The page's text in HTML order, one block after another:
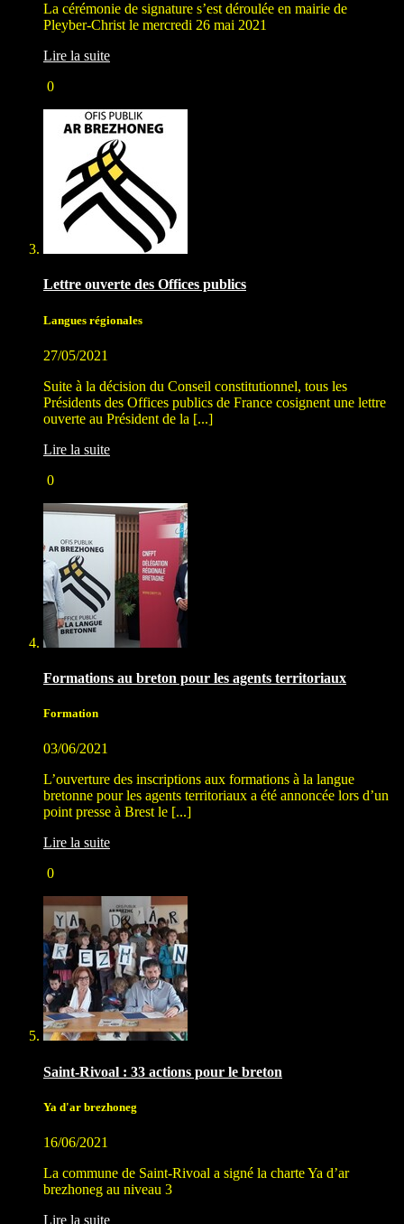
La cérémonie de signature s’est déroulée en mairie de
Pleyber-Christ le mercredi 26 mai 2021
Lire la suite
0
Lettre ouverte des Offices publics
Langues régionales
27/05/2021
Suite à la décision du Conseil constitutionnel, tous les
Présidents des Offices publics de France cosignent une lettre
ouverte au Président de la [...]
Lire la suite
0
Formations au breton pour les agents territoriaux
Formation
03/06/2021
L’ouverture des inscriptions aux formations à la langue
bretonne pour les agents territoriaux a été annoncée lors d’un
point presse à Brest le [...]
Lire la suite
0
Saint-Rivoal : 33 actions pour le breton
Ya d'ar brezhoneg
16/06/2021
La commune de Saint-Rivoal a signé la charte Ya d’ar
brezhoneg au niveau 3
Lire la suite